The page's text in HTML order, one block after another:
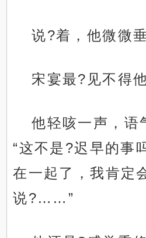
说?着，他微微
宋宴最?见不得
他轻咳一声，语
“这不是?迟早的事
在一起了，我肯定
说?……”